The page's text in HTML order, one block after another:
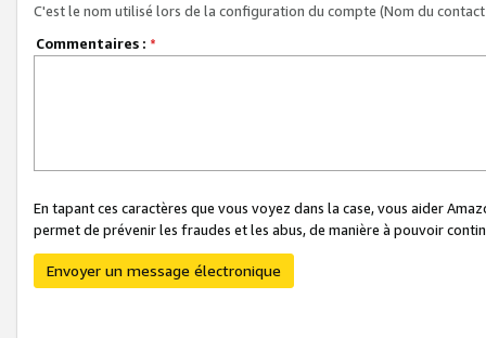
C'est le nom utilisé lors de la configuration du compte (Nom du
Commentaires : *
En tapant ces caractères que vous voyez dans la case, vous aider
permet de prévenir les fraudes et les abus, de manière à pouvoir
Envoyer un message électronique